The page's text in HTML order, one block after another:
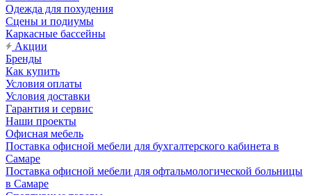
Одежда для похудения
Сцены и подиумы
Каркасные бассейны
Акции
Бренды
Как купить
Условия оплаты
Условия доставки
Гарантия и сервис
Наши проекты
Офисная мебель
Поставка офисной мебели для бухгалтерского кабинета в
Самаре
Поставка офисной мебели для офтальмологической больницы
в Самаре